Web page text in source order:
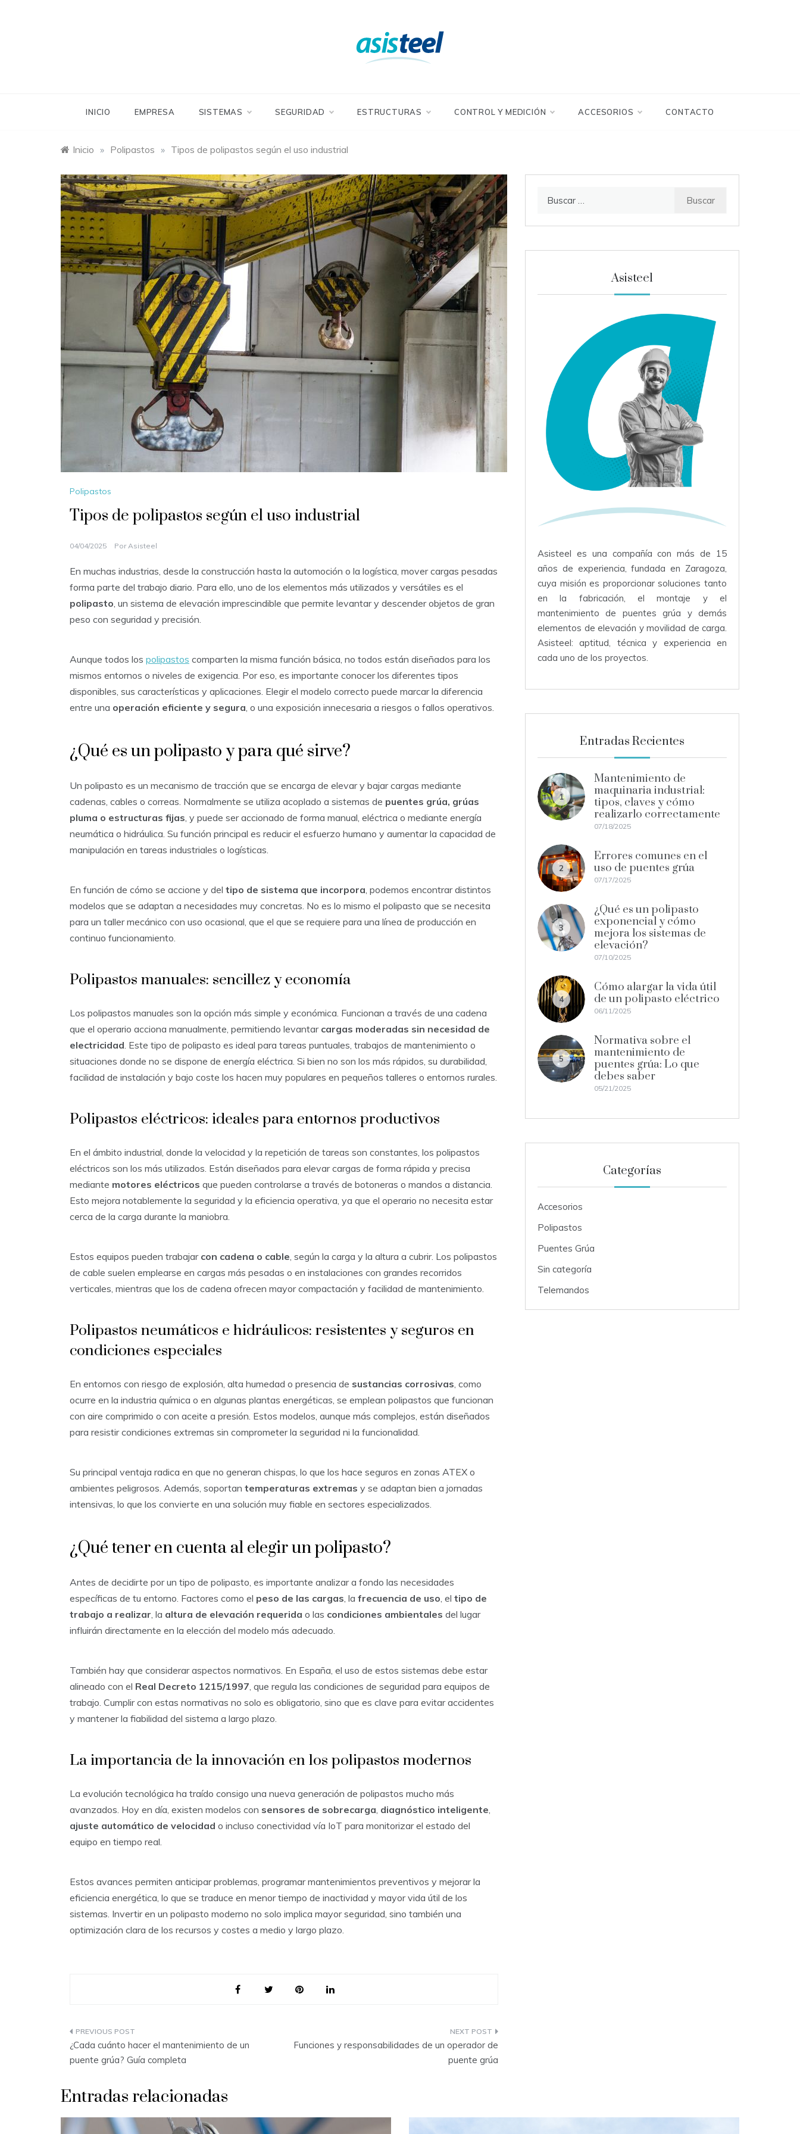
INICIO EMPRESA SISTEMAS SEGURIDAD ESTRUCTURAS CONTROL Y MEDICIÓN ACCESORIOS CONTACTO
Inicio » Polipastos » Tipos de polipastos según el uso industrial
Polipastos
Tipos de polipastos según el uso industrial
04/04/2025 Por Asisteel
En muchas industrias, desde la construcción hasta la automoción o la logística, mover cargas pesadas
forma parte del trabajo diario. Para ello, uno de los elementos más utilizados y versátiles es el
polipasto , un sistema de elevación imprescindible que permite levantar y descender objetos de gran
peso con seguridad y precisión.
Aunque todos los polipastos comparten la misma función básica, no todos están diseñados para los
mismos entornos o niveles de exigencia. Por eso, es importante conocer los diferentes tipos
disponibles, sus características y aplicaciones. Elegir el modelo correcto puede marcar la diferencia
entre una operación eficiente y segura , o una exposición innecesaria a riesgos o fallos operativos.
¿Qué es un polipasto y para qué sirve?
Un polipasto es un mecanismo de tracción que se encarga de elevar y bajar cargas mediante
cadenas, cables o correas. Normalmente se utiliza acoplado a sistemas de puentes grúa, grúas
pluma o estructuras fijas , y puede ser accionado de forma manual, eléctrica o mediante energía
neumática o hidráulica. Su función principal es reducir el esfuerzo humano y aumentar la capacidad de
manipulación en tareas industriales o logísticas.
En función de cómo se accione y del tipo de sistema que incorpora , podemos encontrar distintos
modelos que se adaptan a necesidades muy concretas. No es lo mismo el polipasto que se necesita
para un taller mecánico con uso ocasional, que el que se requiere para una línea de producción en
continuo funcionamiento.
Polipastos manuales: sencillez y economía
Los polipastos manuales son la opción más simple y económica. Funcionan a través de una cadena
que el operario acciona manualmente, permitiendo levantar cargas moderadas sin necesidad de
electricidad . Este tipo de polipasto es ideal para tareas puntuales, trabajos de mantenimiento o
situaciones donde no se dispone de energía eléctrica. Si bien no son los más rápidos, su durabilidad,
facilidad de instalación y bajo coste los hacen muy populares en pequeños talleres o entornos rurales.
Polipastos eléctricos: ideales para entornos productivos
En el ámbito industrial, donde la velocidad y la repetición de tareas son constantes, los polipastos
eléctricos son los más utilizados. Están diseñados para elevar cargas de forma rápida y precisa
mediante motores eléctricos que pueden controlarse a través de botoneras o mandos a distancia.
Esto mejora notablemente la seguridad y la eficiencia operativa, ya que el operario no necesita estar
cerca de la carga durante la maniobra.
Estos equipos pueden trabajar con cadena o cable , según la carga y la altura a cubrir. Los polipastos
de cable suelen emplearse en cargas más pesadas o en instalaciones con grandes recorridos
verticales, mientras que los de cadena ofrecen mayor compactación y facilidad de mantenimiento.
Polipastos neumáticos e hidráulicos: resistentes y seguros en
condiciones especiales
En entornos con riesgo de explosión, alta humedad o presencia de sustancias corrosivas , como
ocurre en la industria química o en algunas plantas energéticas, se emplean polipastos que funcionan
con aire comprimido o con aceite a presión. Estos modelos, aunque más complejos, están diseñados
para resistir condiciones extremas sin comprometer la seguridad ni la funcionalidad.
Su principal ventaja radica en que no generan chispas, lo que los hace seguros en zonas ATEX o
ambientes peligrosos. Además, soportan temperaturas extremas y se adaptan bien a jornadas
intensivas, lo que los convierte en una solución muy fiable en sectores especializados.
¿Qué tener en cuenta al elegir un polipasto?
Antes de decidirte por un tipo de polipasto, es importante analizar a fondo las necesidades
específicas de tu entorno. Factores como el peso de las cargas , la frecuencia de uso , el tipo de
trabajo a realizar , la altura de elevación requerida o las condiciones ambientales del lugar
influirán directamente en la elección del modelo más adecuado.
También hay que considerar aspectos normativos. En España, el uso de estos sistemas debe estar
alineado con el Real Decreto 1215/1997 , que regula las condiciones de seguridad para equipos de
trabajo. Cumplir con estas normativas no solo es obligatorio, sino que es clave para evitar accidentes
y mantener la fiabilidad del sistema a largo plazo.
La importancia de la innovación en los polipastos modernos
La evolución tecnológica ha traído consigo una nueva generación de polipastos mucho más
avanzados. Hoy en día, existen modelos con sensores de sobrecarga diagnóstico inteligente
ajuste automático de velocidad o incluso conectividad vía IoT para monitorizar el estado del
equipo en tiempo real.
Estos avances permiten anticipar problemas, programar mantenimientos preventivos y mejorar la
eficiencia energética, lo que se traduce en menor tiempo de inactividad y mayor vida útil de los
sistemas. Invertir en un polipasto moderno no solo implica mayor seguridad, sino también una
optimización clara de los recursos y costes a medio y largo plazo.
Navegación
de
¿Cada cuánto hacer el mantenimiento de un
puente grúa? Guía completa
Funciones y responsabilidades de un operador de
puente grúa
Asisteel
Asisteel es una compañía con más de 15
años de experiencia, fundada en Zaragoza,
cuya misión es proporcionar soluciones tanto
en la fabricación, el montaje y el
mantenimiento de puentes grúa y demás
elementos de elevación y movilidad de carga.
Asisteel: aptitud, técnica y experiencia en
cada uno de los proyectos.
Entradas Recientes
1
Mantenimiento de
maquinaria industrial:
tipos, claves y cómo
realizarlo correctamente
07/18/2025
2
Errores comunes en el
uso de puentes grúa
07/17/2025
3
¿Qué es un polipasto
exponencial y cómo
mejora los sistemas de
elevación?
07/10/2025
4
Cómo alargar la vida útil
de un polipasto eléctrico
06/11/2025
5
Normativa sobre el
mantenimiento de
puentes grúa: Lo que
debes saber
05/21/2025
Categorías
Accesorios
Polipastos
Puentes Grúa
Sin categoría
Telemandos
Entradas relacionadas